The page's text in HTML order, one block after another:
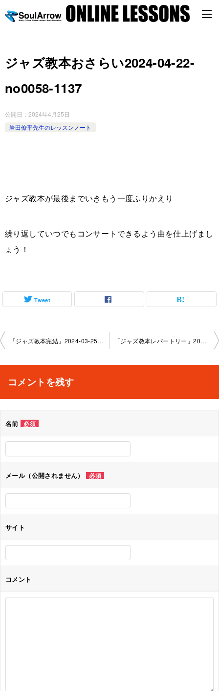
ジャズ教本おさらい2024-04-22-
no0058-1137
公開日： 2024年4月25日
岩田僚平先生のレッスンノート
ジャズ教本が最後までいきもう一度ふりかえり
繰り返していつでもコンサートできるよう曲を仕上げまし
ょう！
Tweet
投
ビ
シ
「ジャズ教本完結」2024-03-25-no0058-1137 「ジャズ教本レパートリー」2024-4-30-no0058-1137
コメントを残す
名前 必須
メール（公開されません） 必須
サイト
コメント